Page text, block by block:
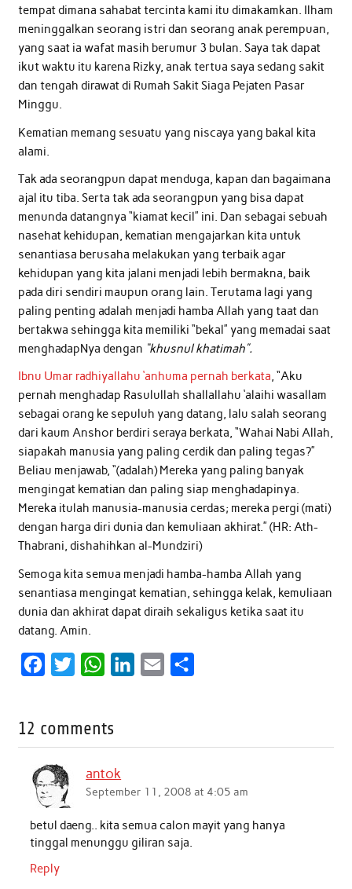
tempat dimana sahabat tercinta kami itu dimakamkan. Ilham
meninggalkan seorang istri dan seorang anak perempuan,
yang saat ia wafat masih berumur 3 bulan. Saya tak dapat
ikut waktu itu karena Rizky, anak tertua saya sedang sakit
dan tengah dirawat di Rumah Sakit Siaga Pejaten Pasar
Minggu.
Kematian memang sesuatu yang niscaya yang bakal kita
alami.
Tak ada seorangpun dapat menduga, kapan dan bagaimana
ajal itu tiba. Serta tak ada seorangpun yang bisa dapat
menunda datangnya “kiamat kecil” ini. Dan sebagai sebuah
nasehat kehidupan, kematian mengajarkan kita untuk
senantiasa berusaha melakukan yang terbaik agar
kehidupan yang kita jalani menjadi lebih bermakna, baik
pada diri sendiri maupun orang lain. Terutama lagi yang
paling penting adalah menjadi hamba Allah yang taat dan
bertakwa sehingga kita memiliki “bekal” yang memadai saat
menghadapNya dengan “khusnul khatimah”.
Ibnu Umar radhiyallahu ‘anhuma pernah berkata, “Aku
pernah menghadap Rasulullah shallallahu ‘alaihi wasallam
sebagai orang ke sepuluh yang datang, lalu salah seorang
dari kaum Anshor berdiri seraya berkata, “Wahai Nabi Allah,
siapakah manusia yang paling cerdik dan paling tegas?”
Beliau menjawab, “(adalah) Mereka yang paling banyak
mengingat kematian dan paling siap menghadapinya.
Mereka itulah manusia-manusia cerdas; mereka pergi (mati)
dengan harga diri dunia dan kemuliaan akhirat.” (HR: Ath-
Thabrani, dishahihkan al-Mundziri)
Semoga kita semua menjadi hamba-hamba Allah yang
senantiasa mengingat kematian, sehingga kelak, kemuliaan
dunia dan akhirat dapat diraih sekaligus ketika saat itu
datang. Amin.
e
o
o
k
t
W
t
A
p
n
12 comments
antok
September 11, 2008 at 4:05 am
betul daeng.. kita semua calon mayit yang hanya
tinggal menunggu giliran saja.
Reply